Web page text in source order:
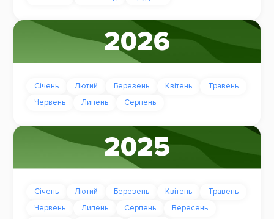
2026
Січень Лютий Березень Квітень
Травень
Червень
Липень Серпень
2025
Січень Лютий Березень Квітень
Травень
Червень
Липень Серпень
Вересень